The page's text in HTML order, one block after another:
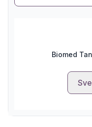
Biomed